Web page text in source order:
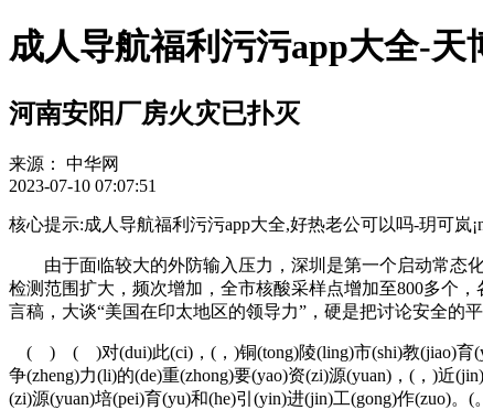
成人导航福利污污app大全-天
河南安阳厂房火灾已扑灭
来源：
中华网
2023-07-10 07:07:51
核心提示:成人导航福利污污app大全,好热老公可以吗-玥可岚
由于面临较大的外防输入压力，深圳是第一个启动常态化
检测范围扩大，频次增加，全市核酸采样点增加至800多
言稿，大谈“美国在印太地区的领导力”，硬是把讨论安全的
( ) ( )对(dui)此(ci)，(，)铜(tong)陵(ling)市(shi)教(jiao)育(yu)
争(zheng)力(li)的(de)重(zhong)要(yao)资(zi)源(yuan)，(，)近
(zi)源(yuan)培(pei)育(yu)和(he)引(yin)进(jin)工(gong)作(zuo)。